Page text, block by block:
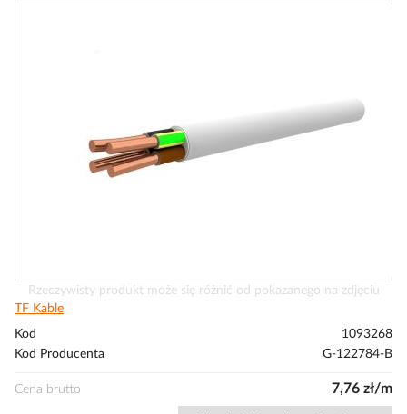
Przejdź
na
początek
Rzeczywisty produkt może się różnić od pokazanego na zdjęciu
TF Kable
Kod
1093268
Kod Producenta
G-122784-B
Cena brutto 7,76 zł/m